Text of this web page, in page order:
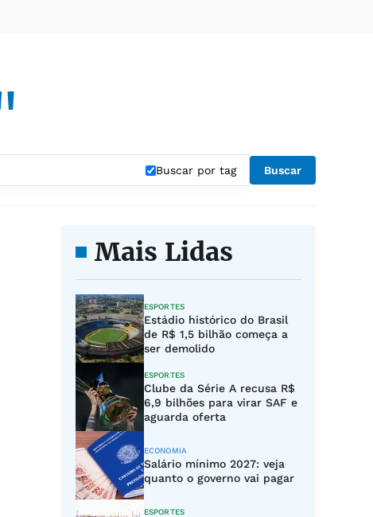
Buscar por tag Buscar
Mais Lidas
ESPORTES
Estádio histórico do Brasil
de R$ 1,5 bilhão começa a
ser demolido
ESPORTES
Clube da Série A recusa R$
6,9 bilhões para virar SAF e
aguarda oferta
ECONOMIA
Salário mínimo 2027: veja
quanto o governo vai pagar
ESPORTES